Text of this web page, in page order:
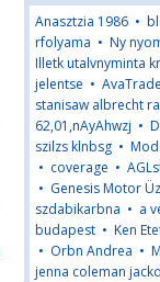
Anasztzia 1986 •
rfolyama • Ny
Illetk utalvnyminta
jelentse •
stanisaw albrecht
62,01,nAyAhwzj •
szilzs klnbsg •
• coverage •
• Genesis Motor
szdabikarbna • a
budapest • Ken
• Orbn Andrea •
jenna coleman